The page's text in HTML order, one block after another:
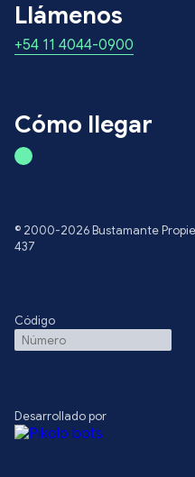
Llámenos
+54 11 4044-0900
Cómo llegar
© 2000-2026 Bustamante
437
Código
Desarrollado por